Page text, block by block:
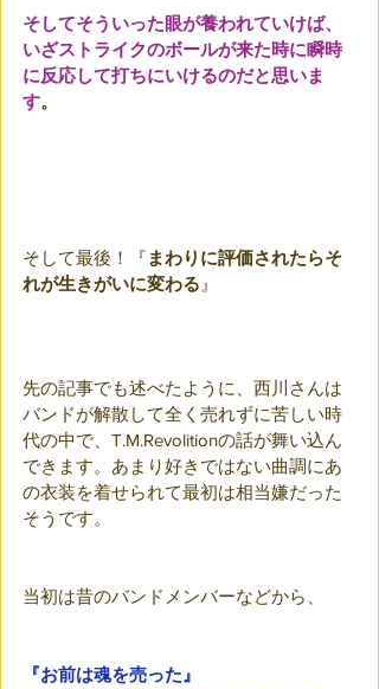
そしてそういった眼が養われていけば、
いざストライクのボールが来た時に瞬時
に反応して打ちにいけるのだと思いま
す。
そして最後！『 まわりに評価されたらそ
れが生きがいに変わる 』
先の記事でも述べたように、西川さんは
バンドが解散して全く売れずに苦しい時
代の中で、T.M.Revolitionの話が舞い込ん
できます。あまり好きではない曲調にあ
の衣装を着せられて最初は相当嫌だった
そうです。
当初は昔のバンドメンバーなどから、
『お前は魂を売った』